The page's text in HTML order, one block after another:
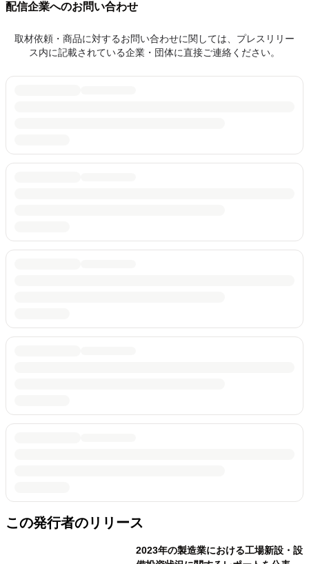
配信企業へのお問い合わせ
取材依頼・商品に対するお問い合わせに関しては、プレスリリー
ス内に記載されている企業・団体に直接ご連絡ください。
この発行者のリリース
2023年の製造業における工場新設・設